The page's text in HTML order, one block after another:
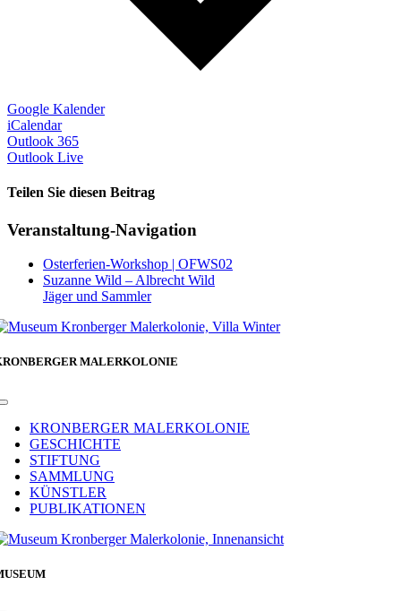
Google Kalender
iCalendar
Outlook 365
Outlook Live
Teilen Sie diesen Beitrag
Facebook
Veranstaltung-Navigation
Osterferien-Workshop | OFWS02
Suzanne Wild – Albrecht Wild
Jäger und Sammler
MALERKOLONIE
Toggle
NavigationKRONBERGER MALERKOLONIE
GESCHICHTE
STIFTUNG
SAMMLUNG
KÜNSTLER
PUBLIKATIONEN